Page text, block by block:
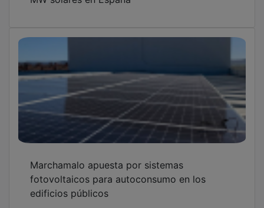
MW solares en España
Marchamalo apuesta por sistemas
fotovoltaicos para autoconsumo en los
edificios públicos